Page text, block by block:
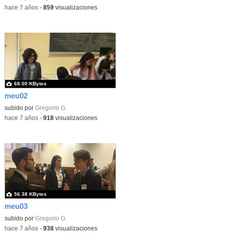
-hace 7 años- 859visualizaciones
meu02
subido por Gregorio G.
68.00 KBytes
-hace 7 años- 918visualizaciones
meu03
subido por Gregorio G.
56.38 KBytes
-hace 7 años- 938visualizaciones